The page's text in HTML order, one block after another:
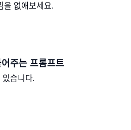
없애보세요.
프롬프트